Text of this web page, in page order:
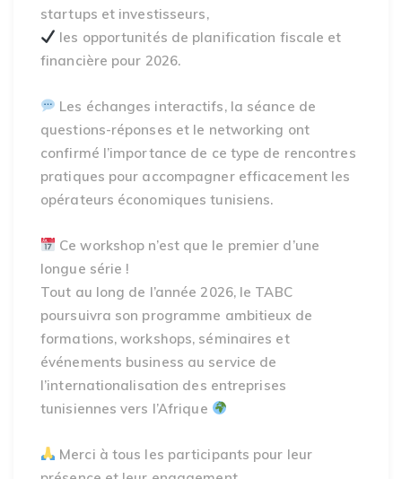
startups et investisseurs,
les opportunités de planification fiscale et
financière pour 2026.
Les échanges interactifs, la séance de
questions-réponses et le networking ont
confirmé l’importance de ce type de rencontres
pratiques pour accompagner efficacement les
opérateurs économiques tunisiens.
Ce workshop n’est que le premier d’une
longue série !
Tout au long de l’année 2026, le TABC
poursuivra son programme ambitieux de
formations, workshops, séminaires et
événements business au service de
l’internationalisation des entreprises
tunisiennes vers l’Afrique
Merci à tous les participants pour leur